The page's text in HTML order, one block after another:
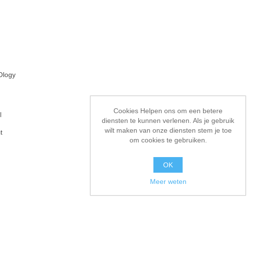
Cookies Helpen ons om een betere
diensten te kunnen verlenen. Als je gebruik
wilt maken van onze diensten stem je toe
om cookies te gebruiken.
OK
Meer weten